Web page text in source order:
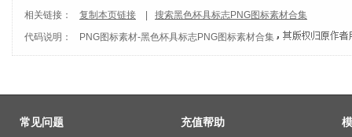
相关链接： 复制本页链接
搜索黑色杯具标志PNG图标素材合集
代码说明：
PNG图标素材-黑色杯具标志PNG图标素材合集
常见问题 充值帮助